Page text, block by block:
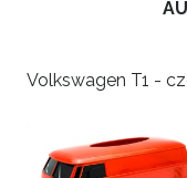
Volkswagen T1 -